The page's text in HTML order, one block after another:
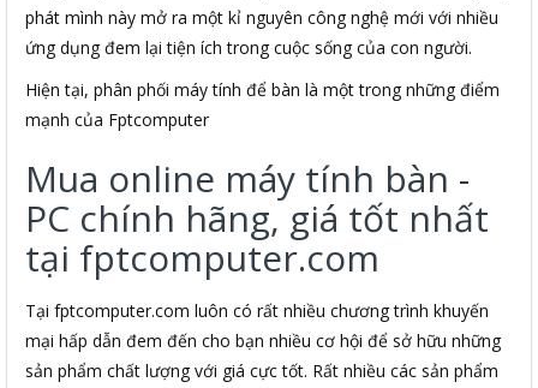
phát mình này mở ra một kỉ nguyên công nghệ mới với nhiều
ứng dụng đem lại tiện ích trong cuộc sống của con người.
Hiện tại, phân phối máy tính để bàn là một trong những điểm
mạnh của Fptcomputer
Mua online máy tính bàn -
PC chính hãng, giá tốt nhất
tại fptcomputer.com
Tại fptcomputer.com luôn có rất nhiều chương trình khuyến
mại hấp dẫn đem đến cho bạn nhiều cơ hội để sở hữu những
sản phẩm chất lượng với giá cực tốt. Rất nhiều các sản phẩm